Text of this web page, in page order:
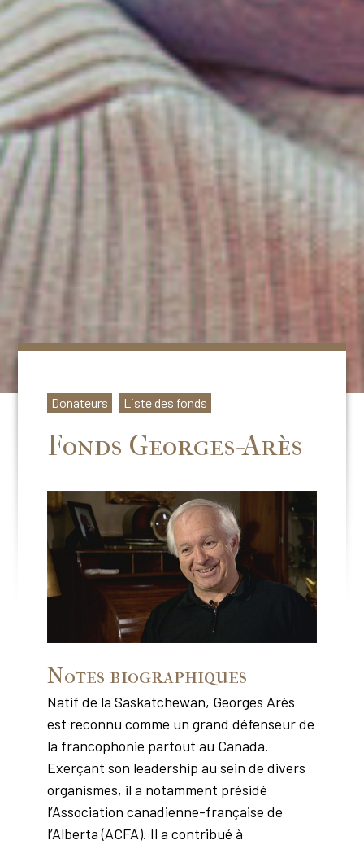
Donateurs Liste des fonds
Fonds Georges-Arès
Notes biographiques
Natif de la Saskatchewan, Georges Arès
est reconnu comme un grand défenseur de
la francophonie partout au Canada.
Exerçant son leadership au sein de divers
organismes, il a notamment présidé
l’Association canadienne-française de
l’Alberta (ACFA). Il a contribué à